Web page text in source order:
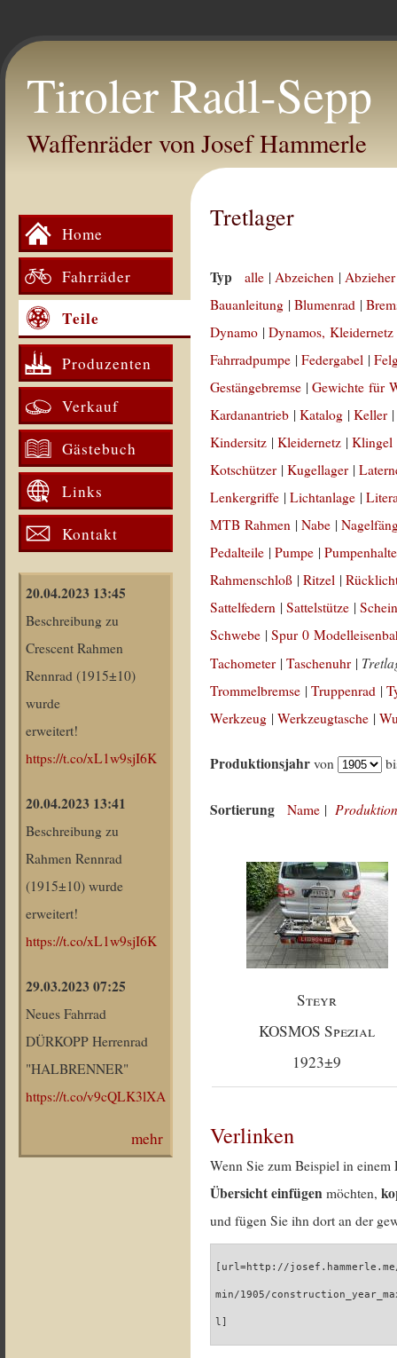
Tiroler Radl-Sepp
Waffenräder von Josef Hammerle
Home
Fahrräder
Teile
Produzenten
Verkauf
Gästebuch
Links
Kontakt
20.04.2023 13:45
Beschreibung zu
Crescent Rahmen
Rennrad (1915±10)
wurde
erweitert!
https://t.co/xL1w9sjI6K
20.04.2023 13:41
Beschreibung zu
Rahmen Rennrad
(1915±10) wurde
erweitert!
https://t.co/xL1w9sjI6K
29.03.2023 07:25
Neues Fahrrad
DÜRKOPP Herrenrad
"HALBRENNER"
https://t.co/v9cQLK3lXA
mehr
Tretlager
Typ alle |Abzeichen |
Bauanleitung |Blumenrad |
Dynamo |Dynamos, Kleidernetz
Fahrradpumpe |Federgabel |
Gestängebremse |Gewichte für
Kardanantrieb |Katalog |Keller
Kindersitz |Kleidernetz |Klingel
Kotschützer |Kugellager |
Lenkergriffe |Lichtanlage |
MTB Rahmen |Nabe |
Pedalteile |Pumpe |
Rahmenschloß |Ritzel |
Sattelfedern |Sattelstütze |
Schwebe |Spur 0
Tachometer |Taschenuhr |
Trommelbremse |Truppenrad |
Werkzeug |Werkzeugtasche |
Produktionsjahr von
Sortierung Name |
Steyr
KOSMOS Spezial
1923±9
Verlinken
Wenn Sie zum Beispiel in
Übersicht einfügen möchten,
und fügen Sie ihn dort an der
[url=http://
min/1905/
l]